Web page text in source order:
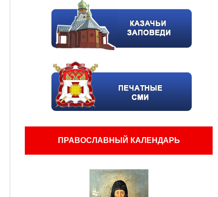
ПРАВОСЛАВНЫЙ КАЛЕНДАРЬ